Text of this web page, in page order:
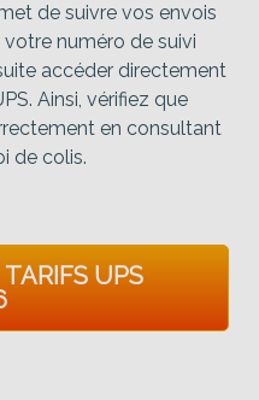
de suivre vos envois
votre numéro de suivi
accéder directement
Ainsi, vérifiez que
en consultant
de colis.
UPS